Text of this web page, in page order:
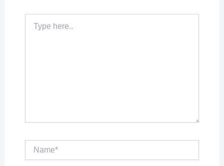
here..